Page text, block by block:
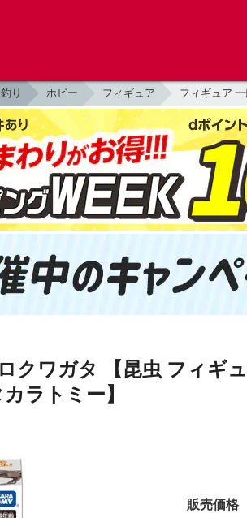
り ホビー フィギュア フィギュア
クワガタ 【昆虫 フィギ
ラトミー】
販売価格